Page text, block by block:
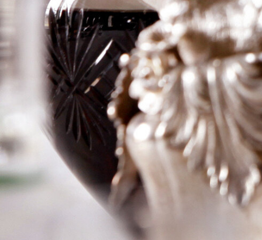
Logga in för att se priset
Art.nr: 20903-01-1
Information
Producent Ch Lafleur
Årgång 2020
Land Frankrike
Område Pomerol
Färg Rött
75cl
94RP